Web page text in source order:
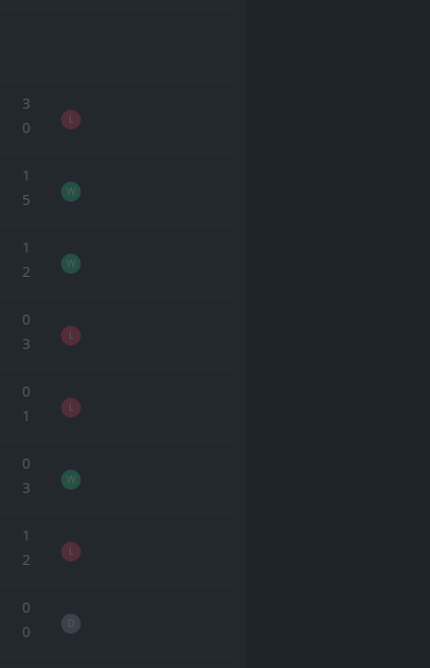
3
0
L
1
5
W
1
2
W
0
3
L
0
1
L
0
3
W
1
2
L
0
0
D